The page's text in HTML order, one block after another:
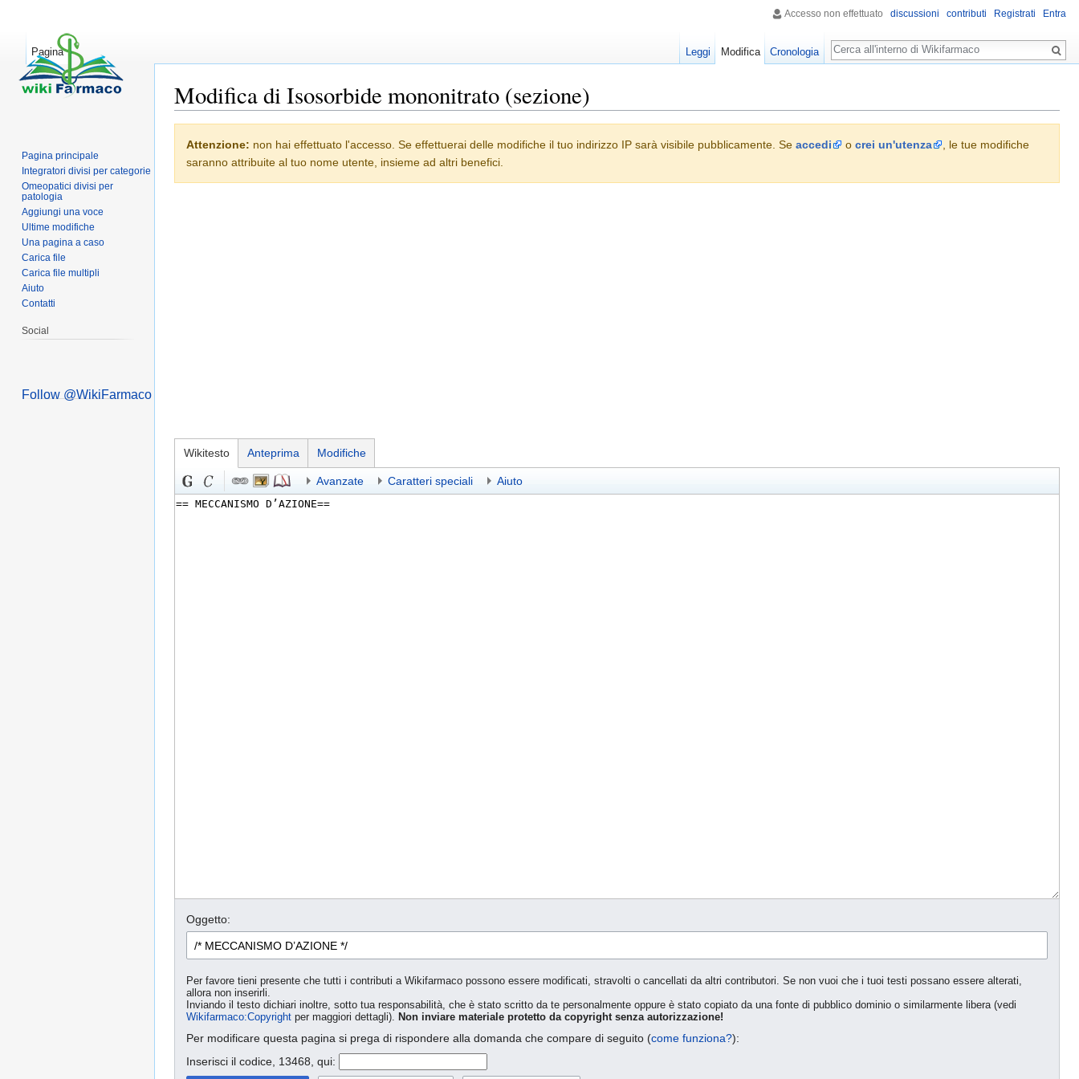
Modifica di Isosorbide mononitrato (sezione)
Attenzione: non hai effettuato l'accesso. Se effettuerai delle modifiche il tuo indirizzo IP sarà visibile pubblicamente. Se accedi o crei un'utenza
, le tue modifiche
saranno attribuite al tuo nome utente, insieme ad altri benefici.
Wikitesto Anteprima Modifiche
Avanzate Caratteri speciali Aiuto
Oggetto:
Per favore tieni presente che tutti i contributi a Wikifarmaco possono essere modificati, stravolti o cancellati da altri contributori. Se non vuoi che i tuoi testi possano essere alterati,
allora non inserirli.
Inviando il testo dichiari inoltre, sotto tua responsabilità, che è stato scritto da te personalmente oppure è stato copiato da una fonte di pubblico dominio o similarmente libera (vedi
Wikifarmaco:Copyright per maggiori dettagli). Non inviare materiale protetto da copyright senza autorizzazione!
Per modificare questa pagina si prega di rispondere alla domanda che compare di seguito (come funziona?):
Inserisci il codice, 13468, qui:
Accesso non effettuato discussioni contributi Registrati Entra
Pagina Leggi Modifica Cronologia
Ricerca
Pagina principale
Integratori divisi per categorie
Omeopatici divisi per
patologia
Aggiungi una voce
Ultime modifiche
Una pagina a caso
Carica file
Carica file multipli
Aiuto
Contatti
Social
Follow @WikiFarmaco